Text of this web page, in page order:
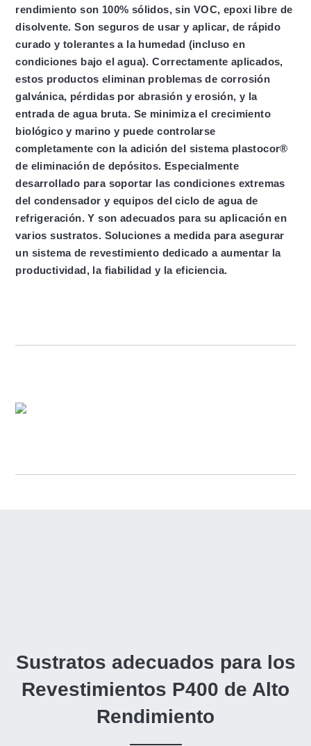
rendimiento son 100% sólidos, sin VOC, epoxi libre de
disolvente. Son seguros de usar y aplicar, de rápido
curado y tolerantes a la humedad (incluso en
condiciones bajo el agua). Correctamente aplicados,
estos productos eliminan problemas de corrosión
galvánica, pérdidas por abrasión y erosión, y la
entrada de agua bruta. Se minimiza el crecimiento
biológico y marino y puede controlarse
completamente con la adición del sistema plastocor®
de eliminación de depósitos. Especialmente
desarrollado para soportar las condiciones extremas
del condensador y equipos del ciclo de agua de
refrigeración. Y son adecuados para su aplicación en
varios sustratos. Soluciones a medida para asegurar
un sistema de revestimiento dedicado a aumentar la
productividad, la fiabilidad y la eficiencia.
Sustratos adecuados para los
Revestimientos P400 de Alto
Rendimiento